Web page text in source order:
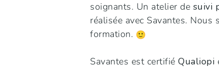
soignants. Un atelier de suivi
réalisée avec Savantes.
formation.
Savantes est certifié Qualiopi